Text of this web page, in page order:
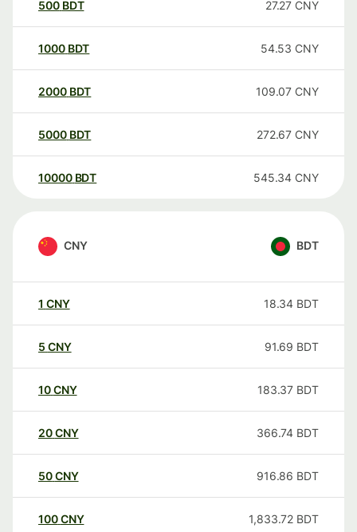
500 BDT 27.27 CNY
1000 BDT 54.53 CNY
2000 BDT 109.07 CNY
5000 BDT 272.67 CNY
10000 BDT 545.34 CNY
CNY BDT
1 CNY 18.34 BDT
5 CNY 91.69 BDT
10CNY 183.37 BDT
20CNY 366.74 BDT
50CNY 916.86 BDT
100CNY 1,833.72 BDT